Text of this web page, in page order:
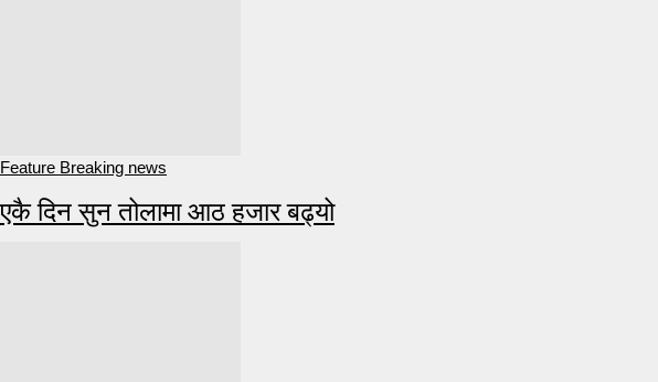
Feature Breaking news
एकै दिन सुन तोलामा आठ हजार बढ्यो